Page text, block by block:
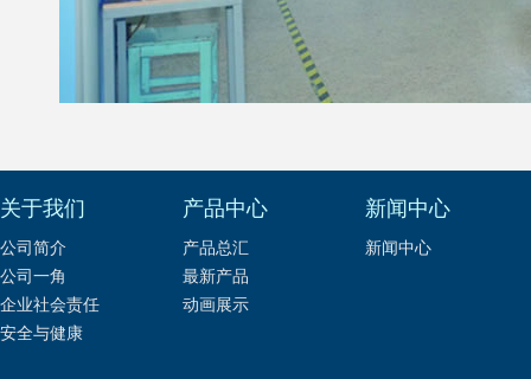
关于我们
公司简介
公司一角
企业社会责任
安全与健康
产品中心
产品总汇
最新产品
动画展示
新闻中心
新闻中心